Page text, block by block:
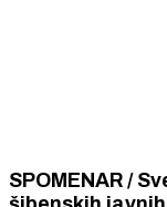
SPOMENAR /